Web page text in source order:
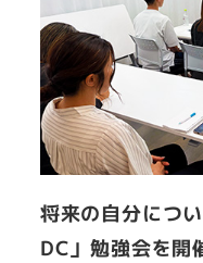
将来の自分につ
DC」勉強会を開